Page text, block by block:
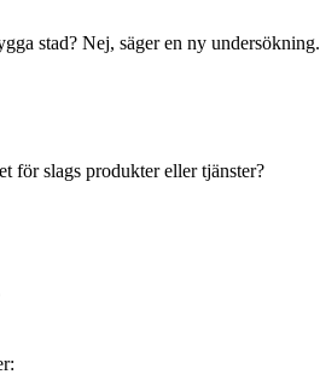
stad? Nej, säger en ny undersökning.
för slags produkter eller tjänster?